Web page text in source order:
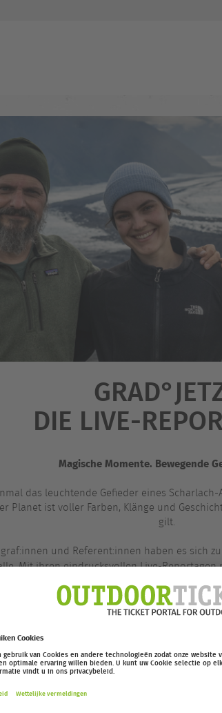
DIE LIVE-
Magische Momente. Bewegende
das leuchtende Gefieder eines
Planet ist voller Farben, Klänge und
gilt.
und Referent:innen haben es sich
Mit ihren eindrucksvollen Live-
ihr Publikum mit auf eine visuelle
geheimnisvolle Ozeane und zu den Menschen
Geschichten und stimmungsvolle
eine Reportage. Es ist ein Erlebnis, das
Aktuelle Termine